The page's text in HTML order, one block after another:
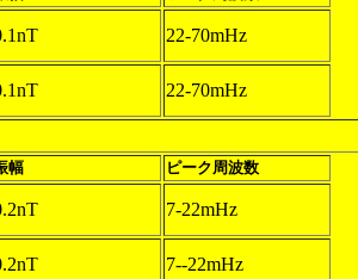
22-70mHz
22-70mHz
幅 ピーク周波数
7-22mHz
7--22mHz